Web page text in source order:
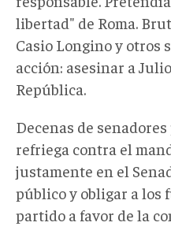
libertad" de Roma.
Casio Longino y otros
acción: asesinar a
República.
Decenas de
refriega contra el
justamente en el
público y obligar a los
partido a favor de la